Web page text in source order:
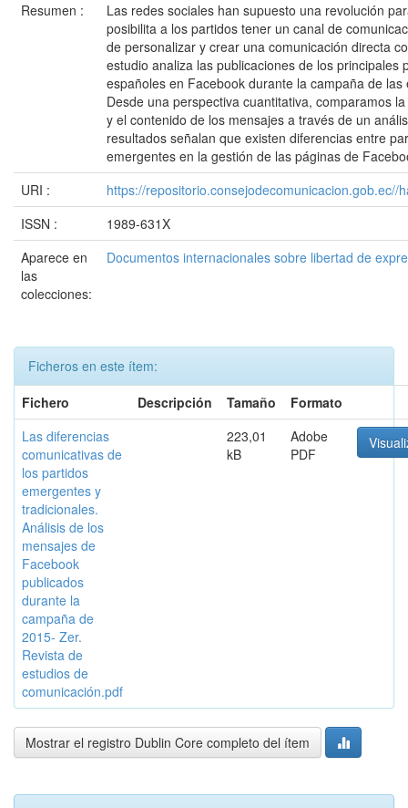
Resumen :
Las redes sociales han supuesto una revolución
posibilita a los partidos tener un canal de
de personalizar y crear una comunicación directa
estudio analiza las publicaciones de los principales
españoles en Facebook durante la campaña de las
Desde una perspectiva cuantitativa, comparamos
y el contenido de los mensajes a través de un
resultados señalan que existen diferencias entre
emergentes en la gestión de las páginas de
URI :
https://repositorio.consejodecomunicacion.gob.ec//
ISSN :
1989-631X
Aparece en
las
colecciones:
Documentos internacionales sobre libertad de
Ficheros en este ítem:
Fichero
Descripción Tamaño
Formato
Las diferencias
comunicativas de
los partidos
emergentes y
tradicionales.
Análisis de los
mensajes de
Facebook
publicados
durante la
campaña de
2015- Zer.
Revista de
estudios de
comunicación.pdf
223,01
kB
Adobe
PDF
Mostrar el registro Dublin Core completo del ítem